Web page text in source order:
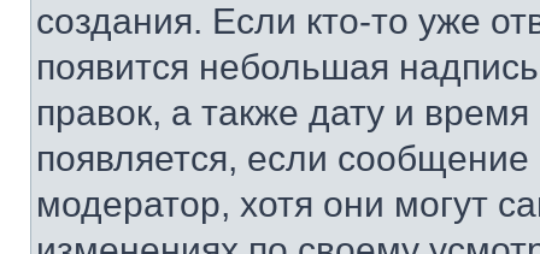
создания. Если кто-то уже
появится небольшая
правок, а также дату и
появляется, если
модератор, хотя они могут